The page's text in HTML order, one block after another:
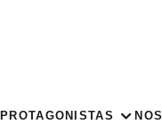
PROTAGONISTAS